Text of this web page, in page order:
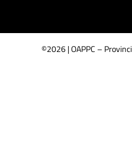
©2026 | OAPPC –